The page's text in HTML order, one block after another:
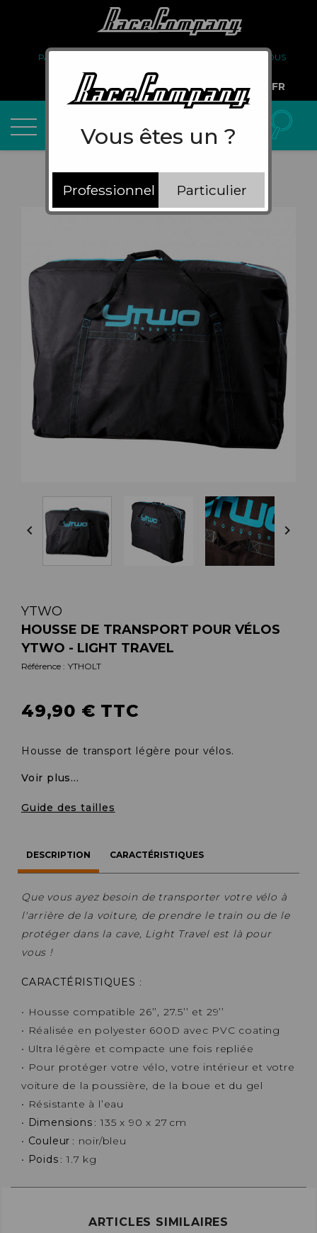
PARTENARIAT
À PROPOS DE NOUS
COMPTE PRO
FR
 
YTWO
HOUSSE DE TRANSPORT POUR VÉLOS
YTWO - LIGHT TRAVEL
Référence : YTHOLT
49,90 € TTC
Housse de transport légère pour vélos.
Voir plus...
Guide des tailles
DESCRIPTION CARACTÉRISTIQUES
Que vous ayez besoin de transporter votre vélo à
l'arrière de la voiture, de prendre le train ou de le
protéger dans la cave, Light Travel est là pour
vous !
CARACTÉRISTIQUES :
• Housse compatible 26’’, 27.5’’ et 29’’
• Réalisée en polyester 600D avec PVC coating
• Ultra légère et compacte une fois repliée
• Pour protéger votre vélo, votre intérieur et votre
voiture de la poussière, de la boue et du gel
• Résistante à l’eau
• Dimensions : 135 x 90 x 27 cm
• Couleur : noir/bleu
• Poids : 1.7 kg
ARTICLES SIMILAIRES
Vous êtes un ?
Professionnel Particulier